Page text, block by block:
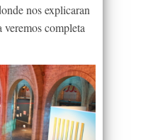
nos explicaran
completa